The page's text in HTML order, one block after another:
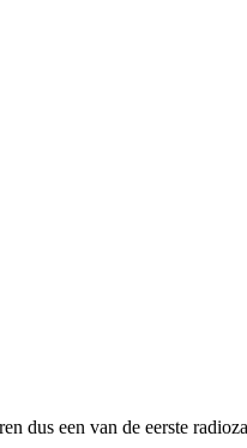
een van de eerste